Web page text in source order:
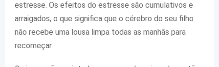
estresse. Os efeitos do estresse são cumulativos e
arraigados, o que significa que o cérebro do seu filho
não recebe uma lousa limpa todas as manhãs para
recomeçar.